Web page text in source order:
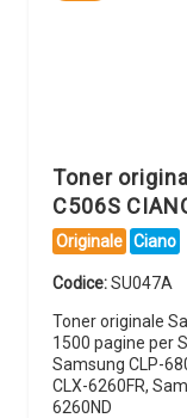
Toner
C506S
Originale Ciano
Codice:SU047A
Toner originale
1500 pagine per
Samsung CLP-
CLX-6260FR,
6260ND